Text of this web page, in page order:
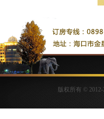
版权所有 ©